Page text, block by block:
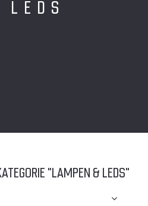
"LAMPEN & LEDS"